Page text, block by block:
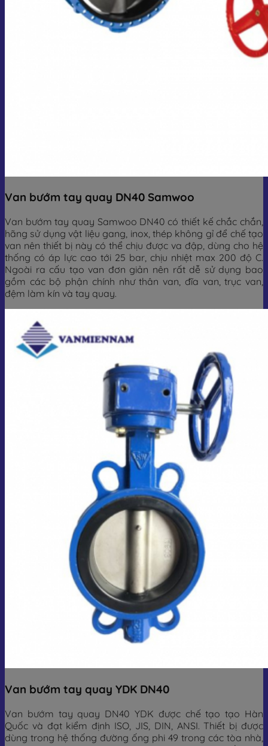
Van bướm tay quay DN40 Samwoo
Van bướm tay quay Samwoo DN40 có thiết kế chắc chắn,
hãng sử dụng vật liệu gang, inox, thép không gỉ để chế tạo
van nên thiết bị này có thể chịu được va đập, dùng cho hệ
thống có áp lực cao tới 25 bar, chịu nhiệt max 200 độ C.
Ngoài ra cấu tạo van đơn giản nên rất dễ sử dụng bao
gồm các bộ phận chính như thân van, đĩa van, trục van,
đệm làm kín và tay quay.
Van bướm tay quay YDK DN40
Van bướm tay quay DN40 YDK được chế tạo tạo Hàn
Quốc và đạt kiểm định ISO, JIS, DIN, ANSI. Thiết bị được
dùng trong hệ thống đường ống phi 49 trong các tòa nhà,